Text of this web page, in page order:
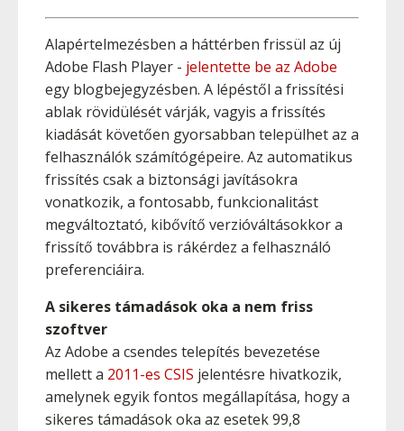
Alapértelmezésben a háttérben frissül az új
Adobe Flash Player - jelentette be az Adobe
egy blogbejegyzésben. A lépéstől a frissítési
ablak rövidülését várják, vagyis a frissítés
kiadását követően gyorsabban települhet az a
felhasználók számítógépeire. Az automatikus
frissítés csak a biztonsági javításokra
vonatkozik, a fontosabb, funkcionalitást
megváltoztató, kibővítő verzióváltásokkor a
frissítő továbbra is rákérdez a felhasználó
preferenciáira.
A sikeres támadások oka a nem friss
szoftver
Az Adobe a csendes telepítés bevezetése
mellett a 2011-es CSIS jelentésre hivatkozik,
amelynek egyik fontos megállapítása, hogy a
sikeres támadások oka az esetek 99,8